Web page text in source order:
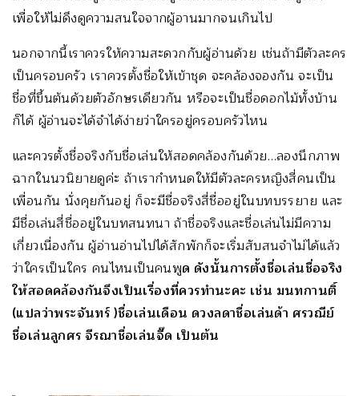
เพื่อให้ไม่ดึงดูความสนใจจากผู้อานมากจนเกินไป
นอกจากนี้เราควรให้ความสะดวกกับผู้อ่านด้วย เช่นถ้ามีตัวละคร
เป็นครอบครัว เราควรต้้งชื่อให้เข้าชุด จะคล้องจองกัน จะเป็น
ชื่อที่ขึ้นต้นด้วยตัวอักษรเดียวกัน หรือจะเป็นชื่อดอกไม้ทั้งบ้าน
ก็ได้ ผู้อ่านจะได้จำได้ง่ายว่าใครอยู่ครอบครัวไหน
และควรตั้งชื่อจริงกับชื่อเล่นให้สอดคล้องกันด้วย…ลองนึกภาพ
ฉากในนวนิยายดูค่ะ ถ้าเรากำหนดให้มีตัวละครหญิงสี่คนเป็น
เพื่อนกัน นั่งคุยกันอยู่ ก็จะมีชื่อจริงสี่ชื่ออยู่ในบทบรรยาย และ
มีชื่อเล่นสี่ชื่ออยู่ในบทสนทนา ถ้าชื่อจริงและชื่อเล่นไม่มีความ
เกี่ยวเนื่องกัน ผู้อ่านอ่านไปได้สักพักก็จะเริ่มสับสนจำไม่ได้แล้ว
ว่าใครเป็นใคร คนไหนเป็นคนพูด ดังนั้นการตั้งชื่อเล่นชื่อจริง
ให้สอดคล้องกันจึงเป็นเรื่องที่ควรทำนะคะ เช่น มนทกานติ์
(แปลว่าพระจันทร์ )ชื่อเล่นเดือน ดวงลดาชื่อเล่นด้า ศรวณีย์
ชื่อเล่นลูกศร จีรณาชื่อเล่นจี๊ด เป็นต้น